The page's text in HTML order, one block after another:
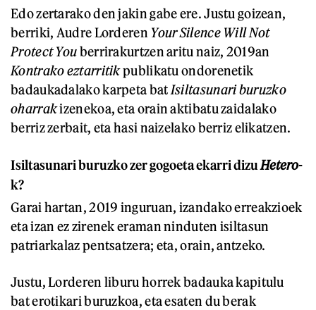
Edo zertarako den jakin gabe ere. Justu goizean,
berriki, Audre Lorderen Your Silence Will Not
Protect Youberrirakurtzen aritu naiz, 2019an
Kontrako eztarritikpublikatu ondorenetik
badaukadalako karpeta bat Isiltasunari buruzko
oharrakizenekoa, eta orain aktibatu zaidalako
berriz zerbait, eta hasi naizelako berriz elikatzen.
Isiltasunari buruzko zer gogoeta ekarri dizuHetero-
k?
Garai hartan, 2019 inguruan, izandako erreakzioek
eta izan ez zirenek eraman ninduten isiltasun
patriarkalaz pentsatzera; eta, orain, antzeko.
Justu, Lorderen liburu horrek badauka kapitulu
bat erotikari buruzkoa, eta esaten du berak